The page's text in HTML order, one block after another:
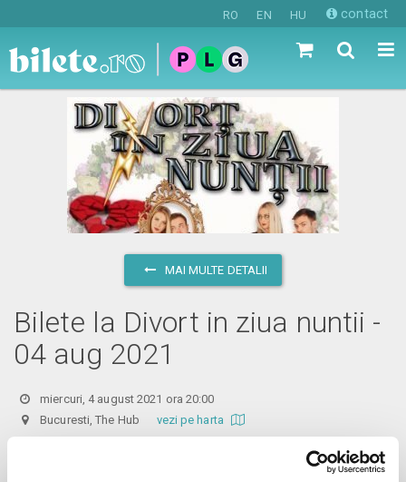
RO EN HU contact
MAI MULTE DETALII
Bilete la Divort in ziua nuntii -
04 aug 2021
miercuri, 4 august 2021 ora 20:00
Bucuresti, The Hub vezi pe harta
În funcție de ora de începere, accesul în sală se poate face cu o
oră / cu 40 minute mai devreme, fiind permis cu până la 10 minute